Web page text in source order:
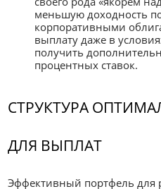
меньшую доходность
корпоративными
выплату даже в
получить
процентных ставок.
СТРУКТУРА
ДЛЯ ВЫПЛАТ
Эффективный портфель для